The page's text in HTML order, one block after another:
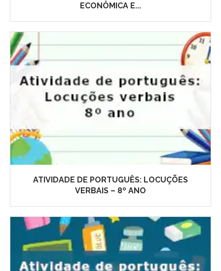
ECONÔMICA E...
ATIVIDADE DE PORTUGUÊS: LOCUÇÕES
VERBAIS – 8º ANO